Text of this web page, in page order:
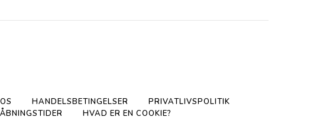
HANDELSBETINGELSER
PRIVATLIVSPOLITIK
ÅBNINGSTIDER HVAD ER EN COOKIE?